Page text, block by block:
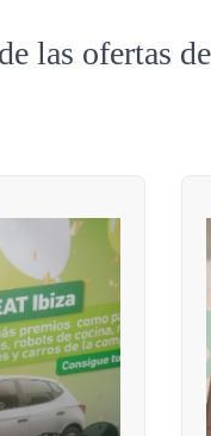
las ofertas